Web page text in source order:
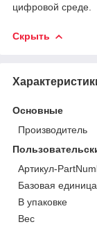
цифровой среде.
Скрыть
Основные
Производитель
Артикул-
Базовая единица
В упаковке
Вес